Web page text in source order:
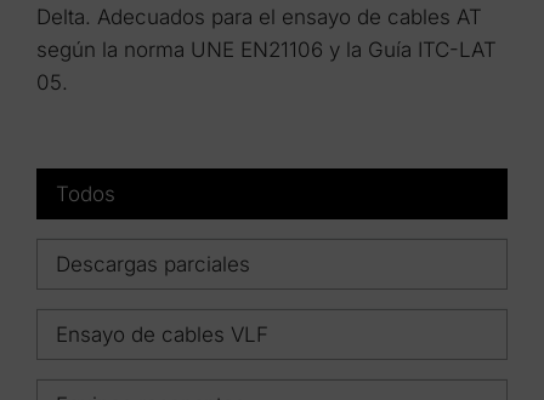
Delta. Adecuados para el ensayo de cables AT
según la norma UNE EN21106 y la Guía ITC-LAT
05.
Todos
Descargas parciales
Ensayo de cables VLF